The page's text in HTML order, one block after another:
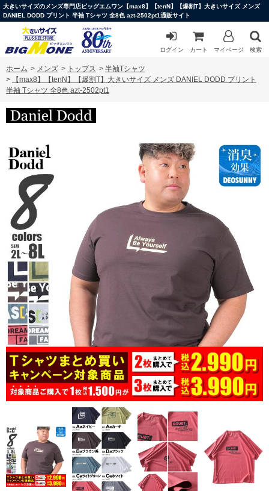
大きいサイズのメンズ専門店ビッグエムワン【max8】【tenN】【爆割T】大きいサイズ メンズ
DANIEL DODD プリント 半袖 Tシャツ 全8色 azt-2502pt1通販サイト
ログイン カート マイページ 検索
ホーム > メンズ > トップス > 半袖Tシャツ
>
【max8】【tenN】【爆割T】大きいサイズ メンズ DANIEL DODD プリント
半袖 Tシャツ 全8色 azt-2502pt1